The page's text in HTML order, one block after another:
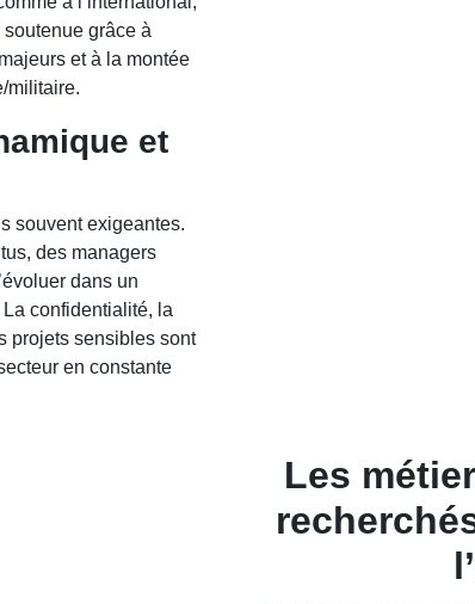
grâce à
et à la montée
militaire.
et
souvent exigeantes.
des managers
dans un
confidentialité, la
projets sensibles sont
en constante
Les